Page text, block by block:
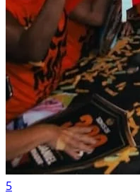
5